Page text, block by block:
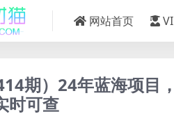
网站首页
期）24年蓝海项目
时可查